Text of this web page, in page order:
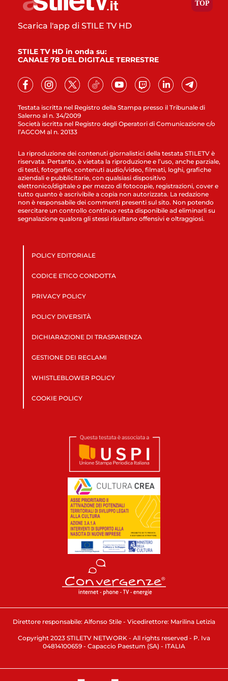
Testata iscritta nel Registro della Stampa presso il Tribunale di
Salerno al n. 34/2009
Società iscritta nel Registro degli Operatori di Comunicazione c/o
l’AGCOM al n. 20133
Scarica l'app di STILE TV HD
STILE TV HD in onda su:
CANALE 78 DEL DIGITALE TERRESTRE
La riproduzione dei contenuti giornalistici della testata STILETV è
riservata. Pertanto, è vietata la riproduzione e l’uso, anche parziale,
di testi, fotografie, contenuti audio/video, filmati, loghi, grafiche
aziendali e pubblicitarie, con qualsiasi dispositivo
elettronico/digitale o per mezzo di fotocopie, registrazioni, cover e
tutto quanto è ascrivibile a copia non autorizzata. La redazione
non è responsabile dei commenti presenti sul sito. Non potendo
esercitare un controllo continuo resta disponibile ad eliminarli su
segnalazione qualora gli stessi risultano offensivi e oltraggiosi.
POLICY EDITORIALE
CODICE ETICO CONDOTTA
PRIVACY POLICY
POLICY DIVERSITÀ
DICHIARAZIONE DI TRASPARENZA
GESTIONE DEI RECLAMI
WHISTLEBLOWER POLICY
COOKIE POLICY
Direttore responsabile: Alfonso Stile - Vicedirettore: Marilina Letizia
Copyright 2023 STILETV NETWORK - All rights reserved - P. Iva
04814100659 - Capaccio Paestum (SA) - ITALIA